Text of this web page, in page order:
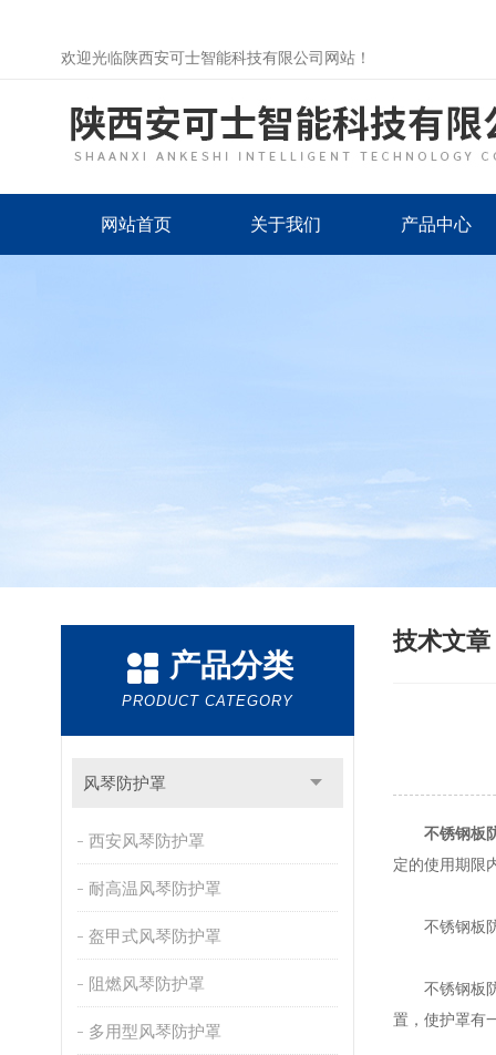
欢迎光临陕西安可士智能科技有限公司网站！
网站首页 关于我们 产品中心
产品分类
PRODUCT CATEGORY
风琴防护罩
西安风琴防护罩
耐高温风琴防护罩
盔甲式风琴防护罩
阻燃风琴防护罩
多用型风琴防护罩
技术文章
不锈钢板
定的使用期限
不锈钢板防
不锈钢板防
置，使护罩有